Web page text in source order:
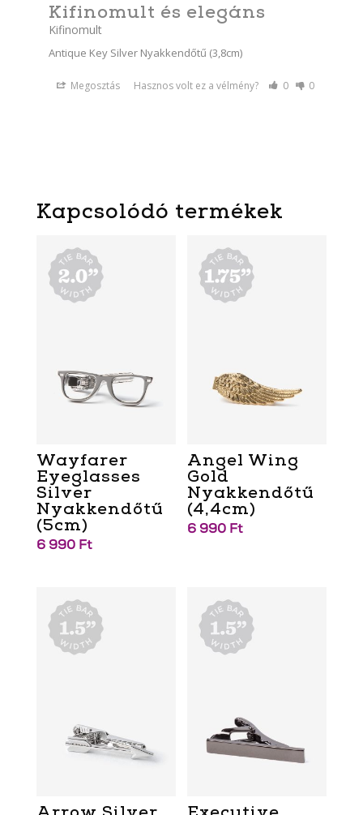
Kifinomult és elegáns
Kifinomult
Antique Key Silver Nyakkendőtű (3,8cm)
Megosztás Hasznos volt ez a vélmény? 0 0
Kapcsolódó termékek
Wayfarer
Eyeglasses
Silver
Nyakkendőtű
(5cm)
6 990 Ft
Angel Wing
Gold
Nyakkendőtű
(4,4cm)
6 990 Ft